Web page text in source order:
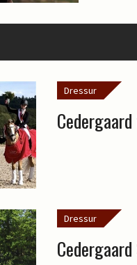
Dressur
Dressur